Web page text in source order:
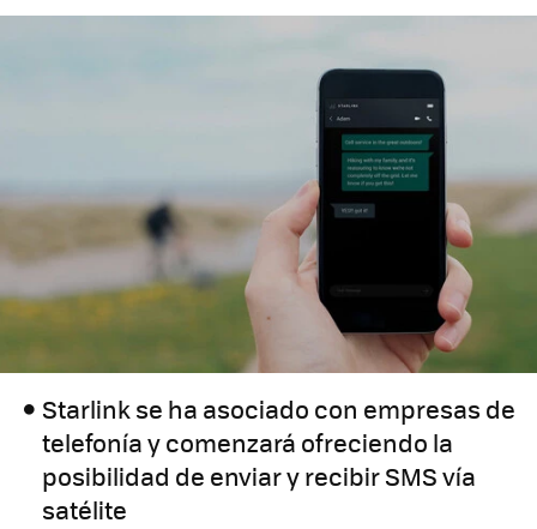
Starlink se ha asociado con empresas de
telefonía y comenzará ofreciendo la
posibilidad de enviar y recibir SMS vía
satélite